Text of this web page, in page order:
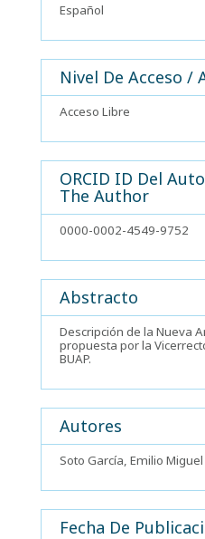
Español
Nivel De Acceso /
Acceso Libre
ORCID ID Del
The Author
0000-0002-4549-9752
Abstracto
Descripción de la Nueva
propuesta por la
BUAP.
Autores
Soto García, Emilio Miguel
Fecha De